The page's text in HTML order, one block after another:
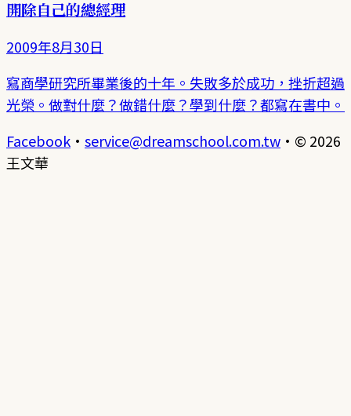
開除自己的總經理
2009年8月30日
寫商學研究所畢業後的十年。失敗多於成功，挫折超過
光榮。做對什麼？做錯什麼？學到什麼？都寫在書中。
Facebook · service@dreamschool.com.tw · © 2026
王文華